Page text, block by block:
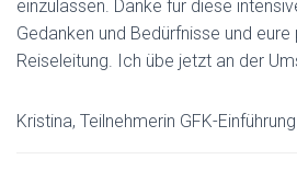
einzulassen. Danke für diese
Gedanken und Bedürfnisse und
Reiseleitung. Ich übe jetzt an der
Kristina, Teilnehmerin GFK-Einführung